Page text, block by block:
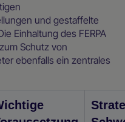
und gestaffelte
Einhaltung des FERPA
Schutz von
ebenfalls ein zentrales